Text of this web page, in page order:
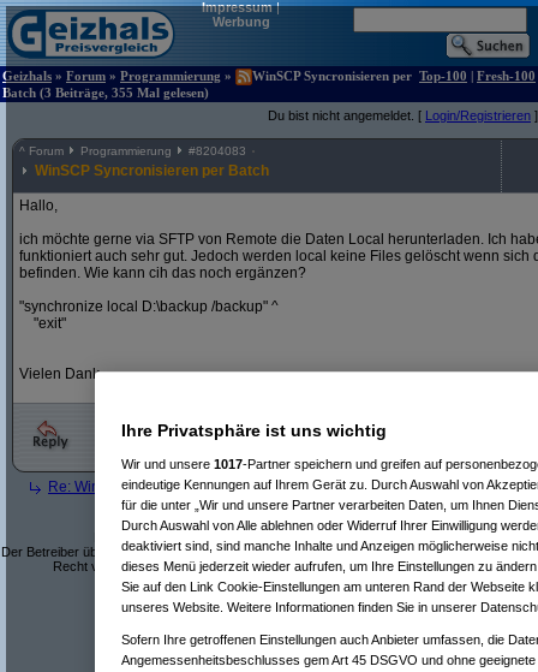
Impressum|
Werbung
Geizhals » Forum » Programmierung »
WinSCP Syncronisieren per
Batch (3 Beiträge, 355 Mal gelesen)
Top-100 | Fresh-100
Du bist nicht angemeldet. [ Login/Registrieren ]
^ Forum Programmierung #8204083
WinSCP Syncronisieren per Batch
Hallo,
ich möchte gerne via SFTP von Remote die Daten Local herunterladen. Ich
funktioniert auch sehr gut. Jedoch werden local keine Files gelöscht wenn sich
befinden. Wie kann cih das noch ergänzen?
"synchronize local D:\backup /backup" ^
"exit"
Vielen Dank
Re: WinSCP Syncronisieren per Batch( g.fraydlam 01.07.2025, 14:22:38)
Der Betreiber übernimmt keine Verantwortung für den Inhalt der Beiträge und behält sich das
Recht vor, Beiträge mit rechtswidrigem oder anstößigem Inhalt zu löschen.
Datenschutzerklärung
Ihre Privatsphäre ist uns wichtig
Wir und unsere 1017-Partner speichern und greifen auf
eindeutige Kennungen auf Ihrem Gerät zu. Durch Auswahl von
für die unter „Wir und unsere Partner verarbeiten Daten, um Ihnen
Durch Auswahl von Alle ablehnen oder Widerruf Ihrer Einwilligung
deaktiviert sind, sind manche Inhalte und Anzeigen möglicherweise
dieses Menü jederzeit wieder aufrufen, um Ihre Einstellungen zu
Sie auf den Link Cookie-Einstellungen am unteren Rand der Webseite
unseres Website. Weitere Informationen finden Sie in unserer
Sofern Ihre getroffenen Einstellungen auch Anbieter umfassen, die
Angemessenheitsbeschlusses gem Art 45 DSGVO und ohne